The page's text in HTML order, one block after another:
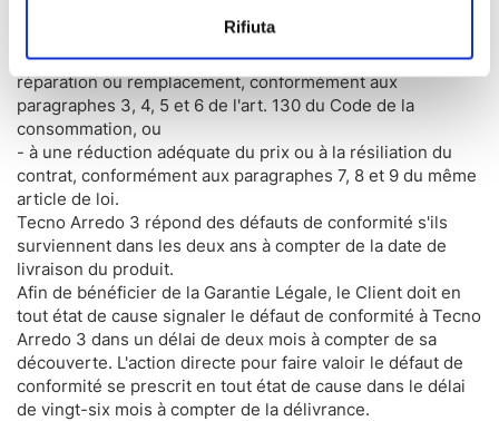
raccogliere informazioni sulla tua posizione
geografica, con un'approssimazione di qualche
metro,
Identificare il tuo dispositivo, scansionandolo
attivamente alla ricerca di caratteristiche specifiche
(impronte digitali).
Approfondisci come vengono elaborati i tuoi dati personali
e imposta le tue preferenze nellasezione dettagli . Puoi
modificare o ritirare il tuo consenso in qualsiasi momento
dalla Dichiarazione sui cookie.
Utilizziamo i cookie per personalizzare contenuti ed
annunci, per fornire funzionalità dei social media e per
analizzare il nostro traffico. Condividiamo inoltre
informazioni sul modo in cui utilizza il nostro sito con i
Rifiuta
(garantie légale). Dans ce cas, le Client aura donc le droit:
- de restaurer la conformité du bien sans frais par
réparation ou remplacement, conformément aux
paragraphes 3, 4, 5 et 6 de l'art. 130 du Code de la
consommation, ou
- à une réduction adéquate du prix ou à la résiliation du
contrat, conformément aux paragraphes 7, 8 et 9 du même
article de loi.
Tecno Arredo 3 répond des défauts de conformité s'ils
surviennent dans les deux ans à compter de la date de
livraison du produit.
Afin de bénéficier de la Garantie Légale, le Client doit en
tout état de cause signaler le défaut de conformité à Tecno
Arredo 3 dans un délai de deux mois à compter de sa
découverte. L'action directe pour faire valoir le défaut de
conformité se prescrit en tout état de cause dans le délai
de vingt-six mois à compter de la délivrance.